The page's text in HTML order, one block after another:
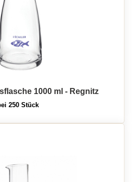
1000 ml - Regnitz
250 Stück